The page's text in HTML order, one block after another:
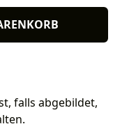
falls abgebildet,